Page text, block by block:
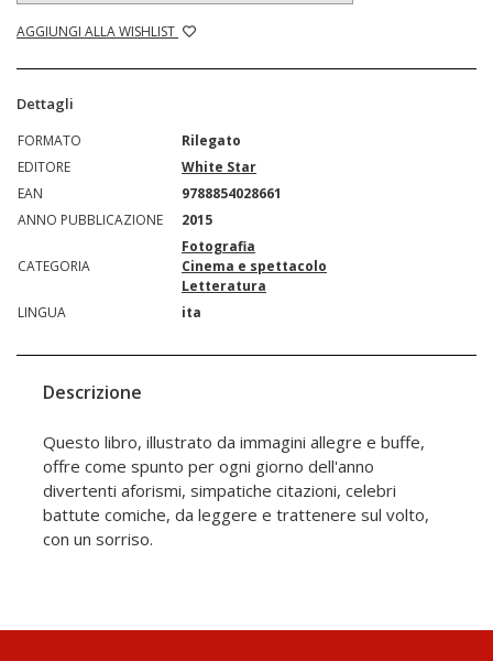
AGGIUNGI ALLA WISHLIST
Dettagli
FORMATO
Rilegato
EDITORE
White Star
EAN
9788854028661
ANNO PUBBLICAZIONE
2015
CATEGORIA
Fotografia
Cinema e spettacolo
Letteratura
LINGUA
ita
Descrizione
Questo libro, illustrato da immagini allegre e buffe,
offre come spunto per ogni giorno dell'anno
divertenti aforismi, simpatiche citazioni, celebri
battute comiche, da leggere e trattenere sul volto,
con un sorriso.